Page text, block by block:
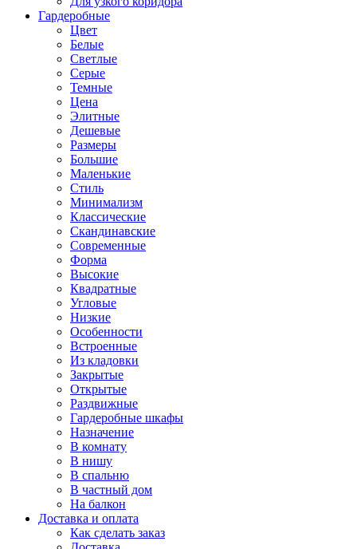
Гардеробные
Цвет
Белые
Светлые
Серые
Темные
Цена
Элитные
Дешевые
Размеры
Большие
Маленькие
Стиль
Минимализм
Классические
Скандинавские
Современные
Форма
Высокие
Квадратные
Угловые
Низкие
Особенности
Встроенные
Из кладовки
Закрытые
Открытые
Раздвижные
Гардеробные шкафы
Назначение
В комнату
В нишу
В спальню
В частный дом
На балкон
Доставка и оплата
Как сделать заказ